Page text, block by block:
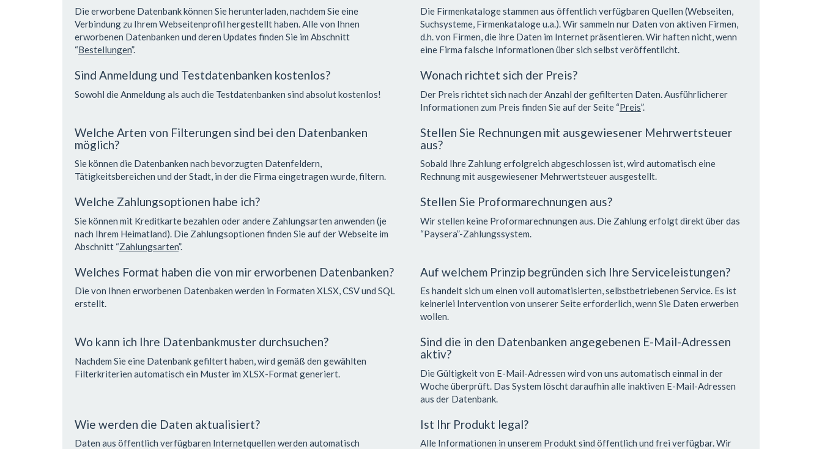
Die erworbene Datenbank können Sie herunterladen, nachdem Sie eine
Verbindung zu Ihrem Webseitenprofil hergestellt haben. Alle von Ihnen
erworbenen Datenbanken und deren Updates finden Sie im Abschnitt
“Bestellungen”.
Die Firmenkataloge stammen aus öffentlich verfügbaren Quellen (Webseiten,
Suchsysteme, Firmenkataloge u.a.). Wir sammeln nur Daten von aktiven Firmen,
d.h. von Firmen, die ihre Daten im Internet präsentieren. Wir haften nicht, wenn
eine Firma falsche Informationen über sich selbst veröffentlicht.
Sind Anmeldung und Testdatenbanken kostenlos?
Sowohl die Anmeldung als auch die Testdatenbanken sind absolut kostenlos!
Wonach richtet sich der Preis?
Der Preis richtet sich nach der Anzahl der gefilterten Daten. Ausführlicherer
Informationen zum Preis finden Sie auf der Seite “Preis”.
Welche Arten von Filterungen sind bei den Datenbanken
möglich?
Sie können die Datenbanken nach bevorzugten Datenfeldern,
Tätigkeitsbereichen und der Stadt, in der die Firma eingetragen wurde, filtern.
Stellen Sie Rechnungen mit ausgewiesener Mehrwertsteuer
aus?
Sobald Ihre Zahlung erfolgreich abgeschlossen ist, wird automatisch eine
Rechnung mit ausgewiesener Mehrwertsteuer ausgestellt.
Welche Zahlungsoptionen habe ich?
Sie können mit Kreditkarte bezahlen oder andere Zahlungsarten anwenden (je
nach Ihrem Heimatland). Die Zahlungsoptionen finden Sie auf der Webseite im
Abschnitt “Zahlungsarten”.
Stellen Sie Proformarechnungen aus?
Wir stellen keine Proformarechnungen aus. Die Zahlung erfolgt direkt über das
“Paysera”-Zahlungssystem.
Welches Format haben die von mir erworbenen Datenbanken?
Die von Ihnen erworbenen Datenbaken werden in Formaten XLSX, CSV und SQL
erstellt.
Auf welchem Prinzip begründen sich Ihre Serviceleistungen?
Es handelt sich um einen voll automatisierten, selbstbetriebenen Service. Es ist
keinerlei Intervention von unserer Seite erforderlich, wenn Sie Daten erwerben
wollen.
Wo kann ich Ihre Datenbankmuster durchsuchen?
Nachdem Sie eine Datenbank gefiltert haben, wird gemäß den gewählten
Filterkriterien automatisch ein Muster im XLSX-Format generiert.
Sind die in den Datenbanken angegebenen E-Mail-Adressen
aktiv?
Die Gültigkeit von E-Mail-Adressen wird von uns automatisch einmal in der
Woche überprüft. Das System löscht daraufhin alle inaktiven E-Mail-Adressen
aus der Datenbank.
Wie werden die Daten aktualisiert?
Daten aus öffentlich verfügbaren Internetquellen werden automatisch
Ist Ihr Produkt legal?
Alle Informationen in unserem Produkt sind öffentlich und frei verfügbar. Wir